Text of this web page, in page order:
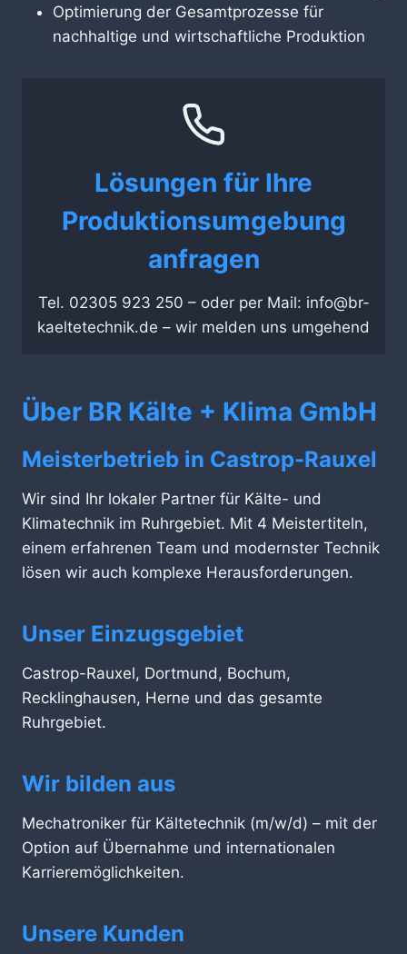
Optimierung der Gesamtprozesse für
nachhaltige und wirtschaftliche Produktion
Lösungen für Ihre
Produktionsumgebung
anfragen
Tel. 02305 923 250 – oder per Mail: info@br-
kaeltetechnik.de – wir melden uns umgehend
Über BR Kälte + Klima GmbH
Meisterbetrieb in Castrop-Rauxel
Wir sind Ihr lokaler Partner für Kälte- und
Klimatechnik im Ruhrgebiet. Mit 4 Meistertiteln,
einem erfahrenen Team und modernster Technik
lösen wir auch komplexe Herausforderungen.
Unser Einzugsgebiet
Castrop-Rauxel, Dortmund, Bochum,
Recklinghausen, Herne und das gesamte
Ruhrgebiet.
Wir bilden aus
Mechatroniker für Kältetechnik (m/w/d) – mit der
Option auf Übernahme und internationalen
Karrieremöglichkeiten.
Unsere Kunden